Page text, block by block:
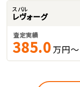
スバル
レヴォーグ
査定実績
385.0 万円～